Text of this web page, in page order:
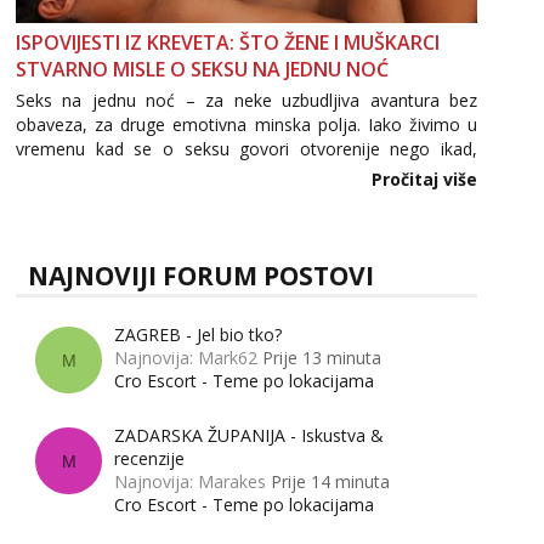
ISPOVIJESTI IZ KREVETA: ŠTO ŽENE I MUŠKARCI
STVARNO MISLE O SEKSU NA JEDNU NOĆ
Seks na jednu noć – za neke uzbudljiva avantura bez
obaveza, za druge emotivna minska polja. Iako živimo u
vremenu kad se o seksu govori otvorenije nego ikad,
tema „jedne noći strasti“ i dalje izaziva burne rasprave. Što
Pročitaj više
NAJNOVIJI FORUM POSTOVI
M
ZAGREB - Jel bio tko?
Najnovija: Mark62 Prije 13 minuta
Cro Escort - Teme po lokacijama
M
ZADARSKA ŽUPANIJA - Iskustva &
recenzije
Najnovija: Marakes Prije 14 minuta
Cro Escort - Teme po lokacijama